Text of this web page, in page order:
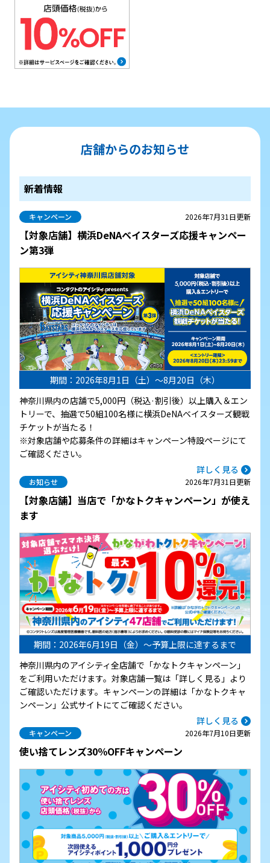
店舗からのお知らせ
新着情報
キャンペーン 2026年7月31日更新
【対象店舗】横浜DeNAベイスターズ応援キャンペー
ン第3弾
期間：2026年8月1日（土）～8月20日（木）
神奈川県内の店舗で5,000円（税込·割引後）以上購入＆エン
トリーで、抽選で50組100名様に横浜DeNAベイスターズ観戦
チケットが当たる！
※対象店舗や応募条件の詳細はキャンペーン特設ページにて
ご確認ください。
詳しく見る
お知らせ 2026年7月31日更新
【対象店舗】当店で「かなトクキャンペーン」が使え
ます
期間：2026年6月19日（金）～予算上限に達するまで
神奈川県内のアイシティ全店舗で「かなトクキャンペーン」
をご利用いただけます。対象店舗一覧は「詳しく見る」より
ご確認いただけます。キャンペーンの詳細は「かなトクキャ
ンペーン」公式サイトにてご確認ください。
詳しく見る
キャンペーン 2026年7月10日更新
使い捨てレンズ30％OFFキャンペーン